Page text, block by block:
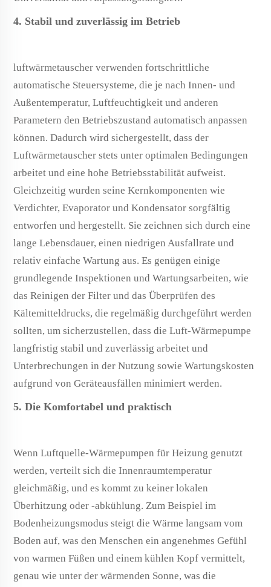
4. Stabil und zuverlässig im Betrieb
luftwärmetauscher verwenden fortschrittliche
automatische Steuersysteme, die je nach Innen- und
Außentemperatur, Luftfeuchtigkeit und anderen
Parametern den Betriebszustand automatisch anpassen
können. Dadurch wird sichergestellt, dass der
Luftwärmetauscher stets unter optimalen Bedingungen
arbeitet und eine hohe Betriebsstabilität aufweist.
Gleichzeitig wurden seine Kernkomponenten wie
Verdichter, Evaporator und Kondensator sorgfältig
entworfen und hergestellt. Sie zeichnen sich durch eine
lange Lebensdauer, einen niedrigen Ausfallrate und
relativ einfache Wartung aus. Es genügen einige
grundlegende Inspektionen und Wartungsarbeiten, wie
das Reinigen der Filter und das Überprüfen des
Kältemitteldrucks, die regelmäßig durchgeführt werden
sollten, um sicherzustellen, dass die Luft-Wärmepumpe
langfristig stabil und zuverlässig arbeitet und
Unterbrechungen in der Nutzung sowie Wartungskosten
aufgrund von Geräteausfällen minimiert werden.
5. Die Komfortabel und praktisch
Wenn Luftquelle-Wärmepumpen für Heizung genutzt
werden, verteilt sich die Innenraumtemperatur
gleichmäßig, und es kommt zu keiner lokalen
Überhitzung oder -abkühlung. Zum Beispiel im
Bodenheizungsmodus steigt die Wärme langsam vom
Boden auf, was den Menschen ein angenehmes Gefühl
von warmen Füßen und einem kühlen Kopf vermittelt,
genau wie unter der wärmenden Sonne, was die